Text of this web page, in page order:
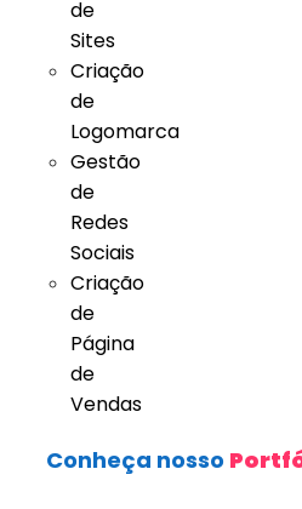
de
Sites
Criação
de
Logomarca
Gestão
de
Redes
Sociais
Criação
de
Página
de
Vendas
Conheça nosso